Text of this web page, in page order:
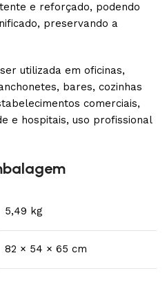
e reforçado, podendo
preservando a
utilizada em oficinas,
bares, cozinhas
comerciais,
e hospitais, uso profissional
5,49 kg
82 × 54 × 65 cm